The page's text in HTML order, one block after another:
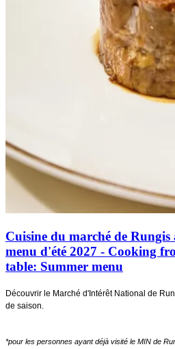
Cuisine du marché de
menu d'été 2027 - Cooking
table: Summer menu
Découvrir le Marché d'Intérêt National de
de saison.
*pour les personnes ayant déjà visité le MIN de